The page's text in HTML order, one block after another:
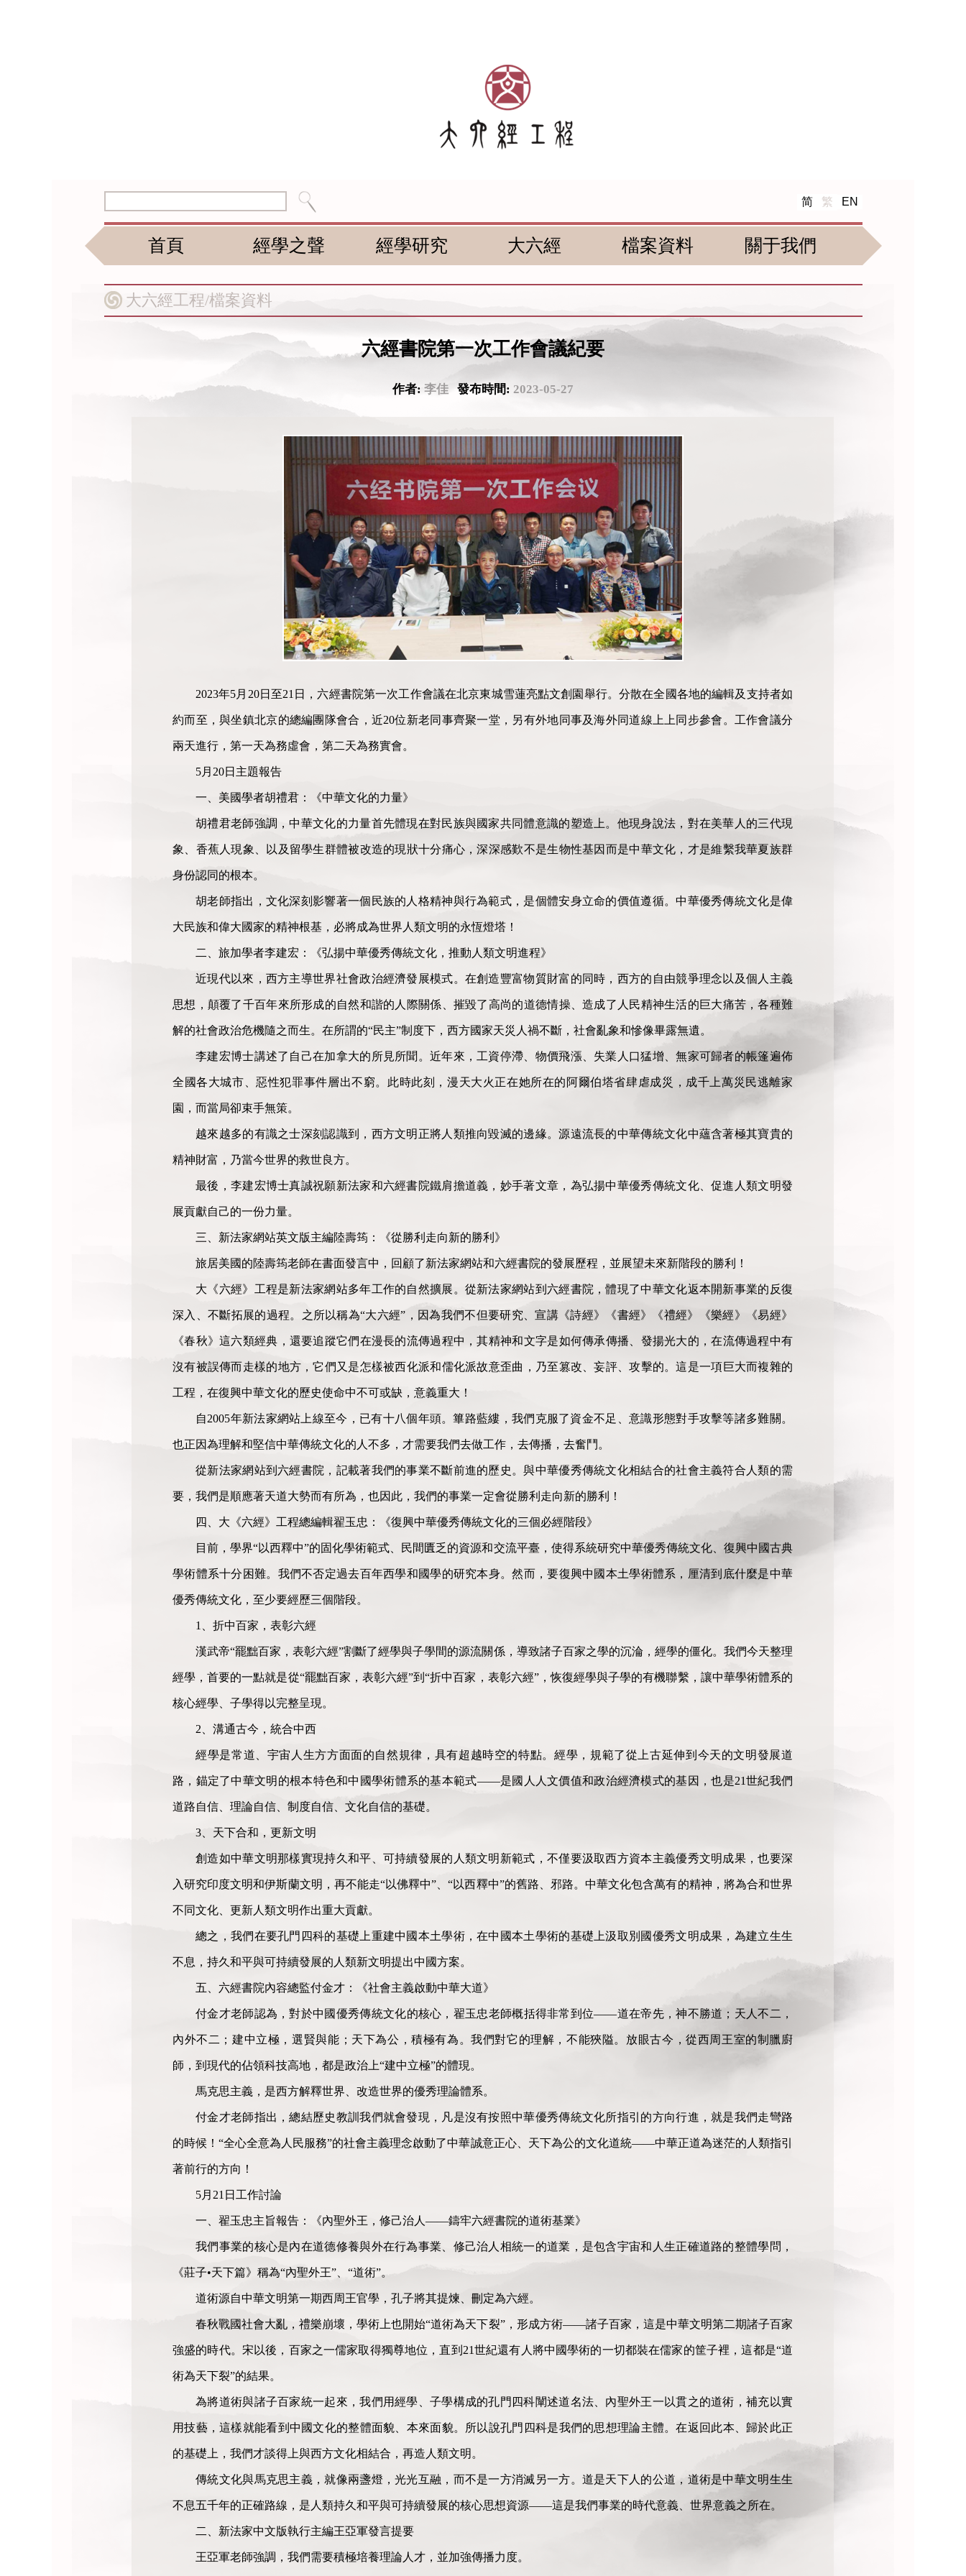
简 繁 EN
首頁 經學之聲 經學研究 大六經 檔案資料 關于我們
大六經工程/檔案資料
六經書院第一次工作會議紀要
作者: 李佳 發布時間: 2023-05-27
2023年5月20日至21日，六經書院第一次工作會議在北京東城雪蓮亮點文創園舉行。分散在全國各地的編輯及支持者如
約而至，與坐鎮北京的總編團隊會合，近20位新老同事齊聚一堂，另有外地同事及海外同道線上上同步參會。工作會議分
兩天進行，第一天為務虛會，第二天為務實會。
5月20日主題報告
一、美國學者胡禮君：《中華文化的力量》
胡禮君老師強調，中華文化的力量首先體現在對民族與國家共同體意識的塑造上。他現身說法，對在美華人的三代現
象、香蕉人現象、以及留學生群體被改造的現狀十分痛心，深深感歎不是生物性基因而是中華文化，才是維繫我華夏族群
身份認同的根本。
胡老師指出，文化深刻影響著一個民族的人格精神與行為範式，是個體安身立命的價值遵循。中華優秀傳統文化是偉
大民族和偉大國家的精神根基，必將成為世界人類文明的永恆燈塔！
二、旅加學者李建宏：《弘揚中華優秀傳統文化，推動人類文明進程》
近現代以來，西方主導世界社會政治經濟發展模式。在創造豐富物質財富的同時，西方的自由競爭理念以及個人主義
思想，顛覆了千百年來所形成的自然和諧的人際關係、摧毀了高尚的道德情操、造成了人民精神生活的巨大痛苦，各種難
解的社會政治危機隨之而生。在所謂的“民主”制度下，西方國家天災人禍不斷，社會亂象和慘像畢露無遺。
李建宏博士講述了自己在加拿大的所見所聞。近年來，工資停滯、物價飛漲、失業人口猛增、無家可歸者的帳篷遍佈
全國各大城市、惡性犯罪事件層出不窮。此時此刻，漫天大火正在她所在的阿爾伯塔省肆虐成災，成千上萬災民逃離家
園，而當局卻束手無策。
越來越多的有識之士深刻認識到，西方文明正將人類推向毀滅的邊緣。源遠流長的中華傳統文化中蘊含著極其寶貴的
精神財富，乃當今世界的救世良方。
最後，李建宏博士真誠祝願新法家和六經書院鐵肩擔道義，妙手著文章，為弘揚中華優秀傳統文化、促進人類文明發
展貢獻自己的一份力量。
三、新法家網站英文版主編陸壽筠：《從勝利走向新的勝利》
旅居美國的陸壽筠老師在書面發言中，回顧了新法家網站和六經書院的發展歷程，並展望未來新階段的勝利！
大《六經》工程是新法家網站多年工作的自然擴展。從新法家網站到六經書院，體現了中華文化返本開新事業的反復
深入、不斷拓展的過程。之所以稱為“大六經”，因為我們不但要研究、宣講《詩經》《書經》《禮經》《樂經》《易經》
《春秋》這六類經典，還要追蹤它們在漫長的流傳過程中，其精神和文字是如何傳承傳播、發揚光大的，在流傳過程中有
沒有被誤傳而走樣的地方，它們又是怎樣被西化派和儒化派故意歪曲，乃至篡改、妄評、攻擊的。這是一項巨大而複雜的
工程，在復興中華文化的歷史使命中不可或缺，意義重大！
自2005年新法家網站上線至今，已有十八個年頭。篳路藍縷，我們克服了資金不足、意識形態對手攻擊等諸多難關。
也正因為理解和堅信中華傳統文化的人不多，才需要我們去做工作，去傳播，去奮鬥。
從新法家網站到六經書院，記載著我們的事業不斷前進的歷史。與中華優秀傳統文化相結合的社會主義符合人類的需
要，我們是順應著天道大勢而有所為，也因此，我們的事業一定會從勝利走向新的勝利！
四、大《六經》工程總編輯翟玉忠：《復興中華優秀傳統文化的三個必經階段》
目前，學界“以西釋中”的固化學術範式、民間匱乏的資源和交流平臺，使得系統研究中華優秀傳統文化、復興中國古典
學術體系十分困難。我們不否定過去百年西學和國學的研究本身。然而，要復興中國本土學術體系，厘清到底什麼是中華
優秀傳統文化，至少要經歷三個階段。
1、折中百家，表彰六經
漢武帝“罷黜百家，表彰六經”割斷了經學與子學間的源流關係，導致諸子百家之學的沉淪，經學的僵化。我們今天整理
經學，首要的一點就是從“罷黜百家，表彰六經”到“折中百家，表彰六經”，恢復經學與子學的有機聯繫，讓中華學術體系的
核心經學、子學得以完整呈現。
2、溝通古今，統合中西
經學是常道、宇宙人生方方面面的自然規律，具有超越時空的特點。經學，規範了從上古延伸到今天的文明發展道
路，錨定了中華文明的根本特色和中國學術體系的基本範式——是國人人文價值和政治經濟模式的基因，也是21世紀我們
道路自信、理論自信、制度自信、文化自信的基礎。
3、天下合和，更新文明
創造如中華文明那樣實現持久和平、可持續發展的人類文明新範式，不僅要汲取西方資本主義優秀文明成果，也要深
入研究印度文明和伊斯蘭文明，再不能走“以佛釋中”、“以西釋中”的舊路、邪路。中華文化包含萬有的精神，將為合和世界
不同文化、更新人類文明作出重大貢獻。
總之，我們在要孔門四科的基礎上重建中國本土學術，在中國本土學術的基礎上汲取別國優秀文明成果，為建立生生
不息，持久和平與可持續發展的人類新文明提出中國方案。
五、六經書院內容總監付金才：《社會主義啟動中華大道》
付金才老師認為，對於中國優秀傳統文化的核心，翟玉忠老師概括得非常到位——道在帝先，神不勝道；天人不二，
內外不二；建中立極，選賢與能；天下為公，積極有為。我們對它的理解，不能狹隘。放眼古今，從西周王室的制臘廚
師，到現代的佔領科技高地，都是政治上“建中立極”的體現。
馬克思主義，是西方解釋世界、改造世界的優秀理論體系。
付金才老師指出，總結歷史教訓我們就會發現，凡是沒有按照中華優秀傳統文化所指引的方向行進，就是我們走彎路
的時候！“全心全意為人民服務”的社會主義理念啟動了中華誠意正心、天下為公的文化道統——中華正道為迷茫的人類指引
著前行的方向！
5月21日工作討論
一、翟玉忠主旨報告：《內聖外王，修己治人——鑄牢六經書院的道術基業》
我們事業的核心是內在道德修養與外在行為事業、修己治人相統一的道業，是包含宇宙和人生正確道路的整體學問，
《莊子•天下篇》稱為“內聖外王”、“道術”。
道術源自中華文明第一期西周王官學，孔子將其提煉、刪定為六經。
春秋戰國社會大亂，禮樂崩壞，學術上也開始“道術為天下裂”，形成方術——諸子百家，這是中華文明第二期諸子百家
強盛的時代。宋以後，百家之一儒家取得獨尊地位，直到21世紀還有人將中國學術的一切都裝在儒家的筐子裡，這都是“道
術為天下裂”的結果。
為將道術與諸子百家統一起來，我們用經學、子學構成的孔門四科闡述道名法、內聖外王一以貫之的道術，補充以實
用技藝，這樣就能看到中國文化的整體面貌、本來面貌。所以說孔門四科是我們的思想理論主體。在返回此本、歸於此正
的基礎上，我們才談得上與西方文化相結合，再造人類文明。
傳統文化與馬克思主義，就像兩盞燈，光光互融，而不是一方消滅另一方。道是天下人的公道，道術是中華文明生生
不息五千年的正確路線，是人類持久和平與可持續發展的核心思想資源——這是我們事業的時代意義、世界意義之所在。
二、新法家中文版執行主編王亞軍發言提要
王亞軍老師強調，我們需要積極培養理論人才，並加強傳播力度。